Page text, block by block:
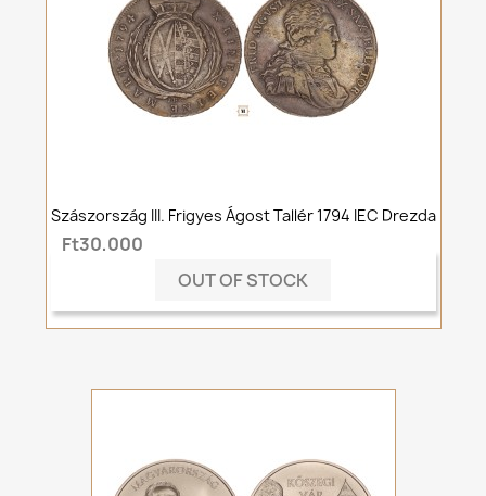
Szászország III. Frigyes Ágost Tallér 1794 IEC Drezda
Ft30,000
OUT OF STOCK